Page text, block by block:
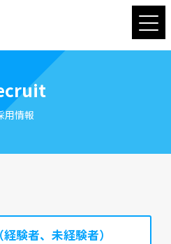
用情報
験者、未経験者）